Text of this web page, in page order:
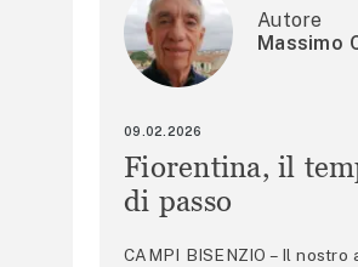
Autore
Massimo
09.02.2026
Fiorentina, il
di passo
CAMPI BISENZIO – Il